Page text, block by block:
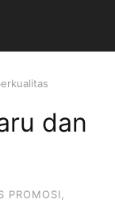
dan
PROMOSI